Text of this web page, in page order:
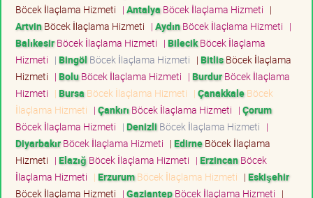
Böcek İlaçlama Hizmeti | Antalya Böcek İlaçlama Hizmeti |
ArtvinBöcek İlaçlama Hizmeti | AydınBöcek İlaçlama Hizmeti |
BalıkesirBöcek İlaçlama Hizmeti | BilecikBöcek İlaçlama
Hizmeti | Bingöl Böcek İlaçlama Hizmeti | BitlisBöcek İlaçlama
Hizmeti | BoluBöcek İlaçlama Hizmeti | BurdurBöcek İlaçlama
Hizmeti | Bursa Böcek İlaçlama Hizmeti | ÇanakkaleBöcek
İlaçlama Hizmeti | Çankırı Böcek İlaçlama Hizmeti | Çorum
Böcek İlaçlama Hizmeti | Denizli Böcek İlaçlama Hizmeti |
DiyarbakırBöcek İlaçlama Hizmeti | EdirneBöcek İlaçlama
Hizmeti | Elazığ Böcek İlaçlama Hizmeti | ErzincanBöcek
İlaçlama Hizmeti | ErzurumBöcek İlaçlama Hizmeti | Eskişehir
Böcek İlaçlama Hizmeti | GaziantepBöcek İlaçlama Hizmeti |